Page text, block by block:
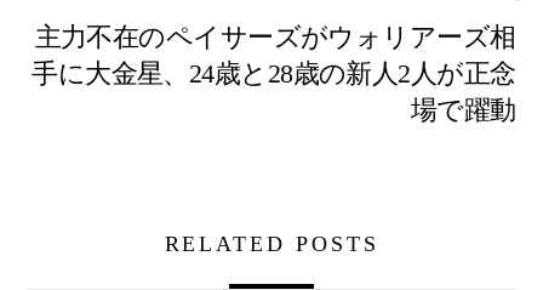
主力不在のペイサーズがウォリアーズ相
手に大金星、24歳と28歳の新人2人が正念
場で躍動
RELATED POSTS